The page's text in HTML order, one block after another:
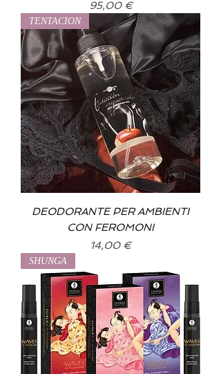
Prix
95,00 €
TENTACION
DEODORANTE PER AMBIENTI
CON FEROMONI
Prix
14,00 €
SHUNGA